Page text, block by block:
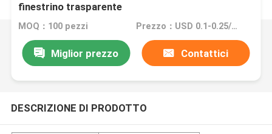
finestrino trasparente
MOQ：100 pezzi Prezzo：USD 0.1-0.25/pcs
Miglior prezzo Contattici
DESCRIZIONE DI PRODOTTO